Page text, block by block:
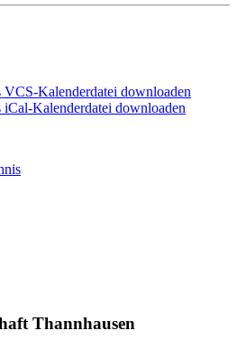
VCS-Kalenderdatei downloaden
Kalenderdatei downloaden
Thannhausen